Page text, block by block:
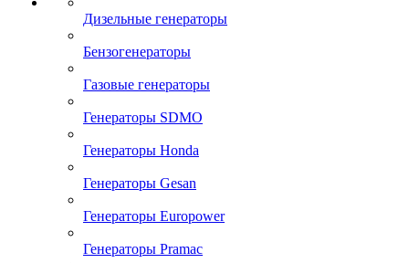
Дизельные генераторы
Бензогенераторы
Газовые генераторы
Генераторы SDMO
Генераторы Honda
Генераторы Gesan
Генераторы Europower
Генераторы Pramac